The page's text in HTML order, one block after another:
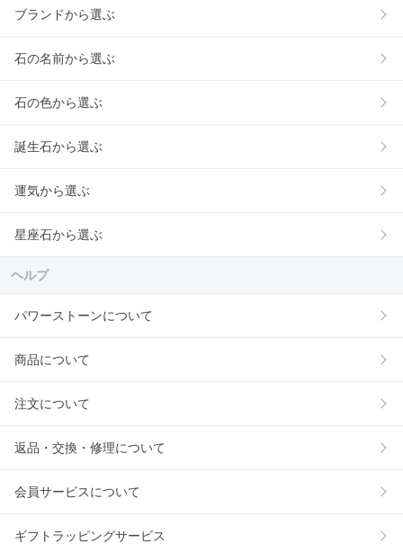
ブランドから選ぶ
石の名前から選ぶ
石の色から選ぶ
誕生石から選ぶ
運気から選ぶ
星座石から選ぶ
ヘルプ
パワーストーンについて
商品について
注文について
返品・交換・修理について
会員サービスについて
ギフトラッピングサービス